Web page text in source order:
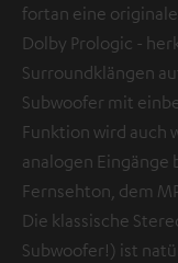
fortan eine originale
Dolby Prologic -
Surroundklängen
Subwoofer mit
Funktion wird auch
analogen Eingänge
Fernsehton, dem
Die klassische
Subwoofer!) ist